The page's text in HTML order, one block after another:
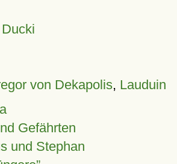
von Dekapolis, Lauduin
Gefährten
und Stephan